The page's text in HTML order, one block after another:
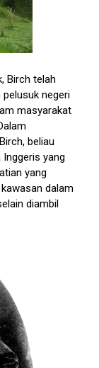
Birch telah
negeri
masyarakat
beliau
yang
yang
dalam
diambil